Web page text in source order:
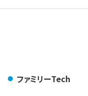
ファミリーTech